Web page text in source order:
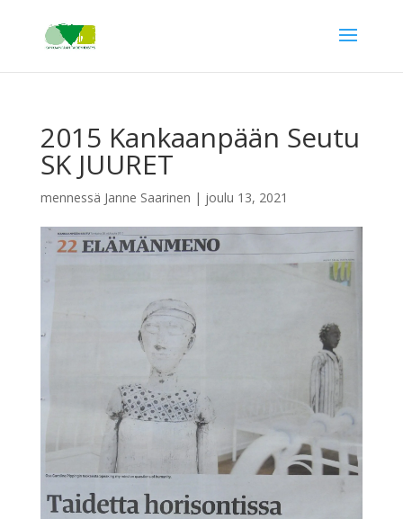
2015 Kankaanpään Seutu
SK JUURET
mennessä Janne Saarinen | joulu 13, 2021